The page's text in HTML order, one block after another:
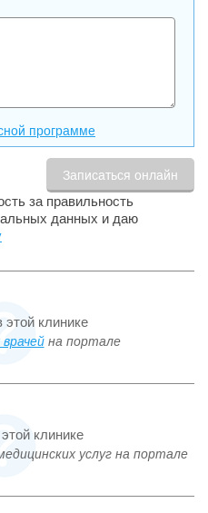
программе
за правильность
данных и даю
этой клинике
врачейна портале
клинике
услуг на портале